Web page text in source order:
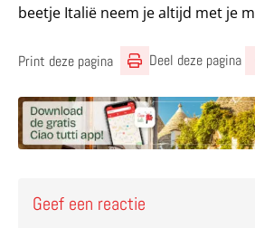
beetje Italië neem je altijd met je
Print deze pagina Deel deze pagina
Geef een reactie